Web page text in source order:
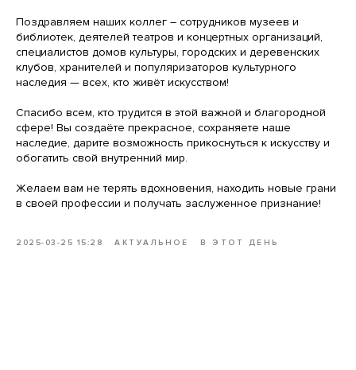
Поздравляем наших коллег – сотрудников музеев и
библиотек, деятелей театров и концертных организаций,
специалистов домов культуры, городских и деревенских
клубов, хранителей и популяризаторов культурного
наследия — всех, кто живёт искусством!
Спасибо всем, кто трудится в этой важной и благородной
сфере! Вы создаёте прекрасное, сохраняете наше
наследие, дарите возможность прикоснуться к искусству и
обогатить свой внутренний мир.
Желаем вам не терять вдохновения, находить новые грани
в своей профессии и получать заслуженное признание!
2025-03-25 15:28 АКТУАЛЬНОЕ В ЭТОТ ДЕНЬ